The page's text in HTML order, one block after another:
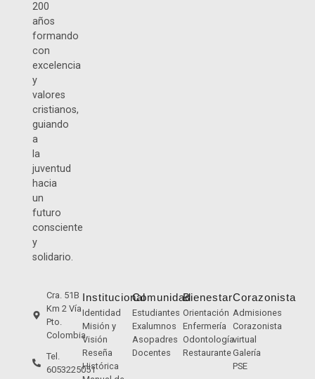
200
años
formando
con
excelencia
y
valores
cristianos,
guiando
a
la
juventud
hacia
un
futuro
consciente
y
solidario.
Cra. 51B
Km 2 Vía
Pto.
Colombia
Tel.
6053225051
Institucional
Identidad
Misión y
Visión
Reseña
Histórica
Comunidad
Estudiantes
Exalumnos
Asopadres
Docentes
Bienestar
Orientación
Enfermería
Odontología
Restaurante
Corazonista
Admisiones
Corazonista
virtual
Galería
PSE